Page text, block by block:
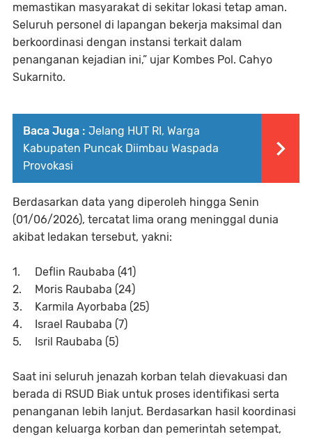
memastikan masyarakat di sekitar lokasi tetap aman.
Seluruh personel di lapangan bekerja maksimal dan
berkoordinasi dengan instansi terkait dalam
penanganan kejadian ini,” ujar Kombes Pol. Cahyo
Sukarnito.
Baca Juga : Jelang HUT RI, Warga
Kabupaten Puncak Diimbau Waspada
Provokasi
Berdasarkan data yang diperoleh hingga Senin
(01/06/2026), tercatat lima orang meninggal dunia
akibat ledakan tersebut, yakni:
1.
Deflin Raubaba (41)
2.
Moris Raubaba (24)
3.
Karmila Ayorbaba (25)
4.
Israel Raubaba (7)
5.
Isril Raubaba (5)
Saat ini seluruh jenazah korban telah dievakuasi dan
berada di RSUD Biak untuk proses identifikasi serta
penanganan lebih lanjut. Berdasarkan hasil koordinasi
dengan keluarga korban dan pemerintah setempat,